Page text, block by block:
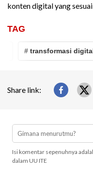
konten digital yang
TAG
# transformasi digital
Share link:
Isi komentar sepenuhnya
dalam UU ITE